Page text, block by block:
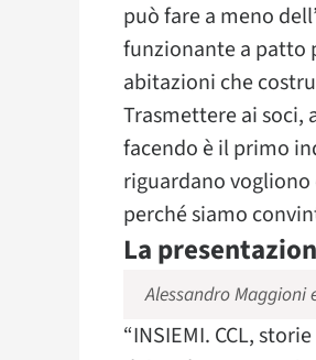
può fare a meno
funzionante a patto
abitazioni che
Trasmettere ai soci,
facendo è il primo
riguardano vogliono
perché siamo
La
Alessandro Maggioni
“INSIEMI. CCL,